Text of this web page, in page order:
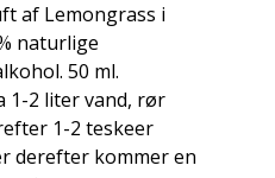
af Lemongrass i
naturlige
50 ml.
1-2 liter vand, rør
1-2 teskeer
derefter kommer en